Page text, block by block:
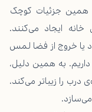
همین جزئیات کوچک
ایجاد می‌کنند.
یا خروج از فضا لمس
داریم. به همین دلیل،
درب را زیباتر می‌کند،